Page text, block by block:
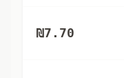
₪7.70